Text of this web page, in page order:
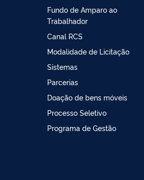
Fundo de Amparo ao
Trabalhador
Canal RCS
Modalidade de Licitação
Sistemas
Parcerias
Doação de bens móveis
Processo Seletivo
Programa de Gestão